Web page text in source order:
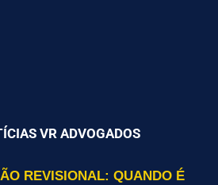
VR ADVOGADOS
REVISIONAL: QUANDO É